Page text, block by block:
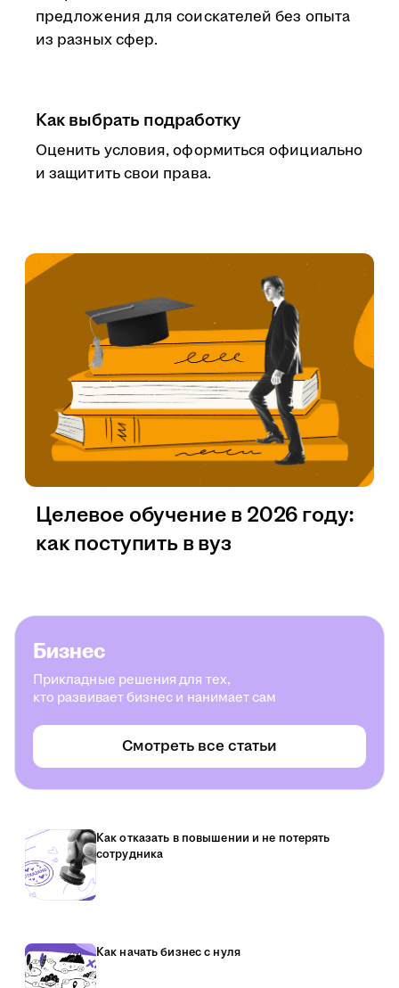
предложения для соискателей без опыта
из разных сфер.
Как выбрать подработку
Оценить условия, оформиться официально
и защитить свои права.
Целевое обучение в 2026 году:
как поступить в вуз
Бизнес
Прикладные решения для тех,
кто развивает бизнес и нанимает сам
Смотреть все статьи
Как отказать в повышении и не потерять
сотрудника
Как начать бизнес с нуля